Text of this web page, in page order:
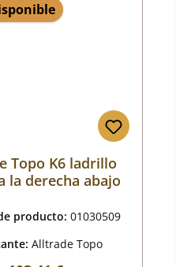
Topo K6 ladrillo
la derecha abajo
producto:01030509
Alltrade Topo